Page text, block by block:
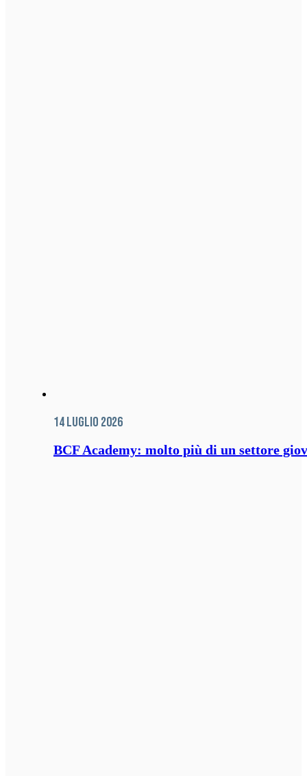
14 Luglio 2026
BCF Academy: molto più di un settore